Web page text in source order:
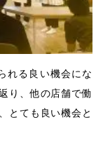
れる良い機会にな
り、他の店舗で働
とても良い機会と